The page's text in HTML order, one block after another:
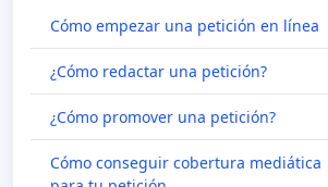
Cómo empezar una petición en línea
¿Cómo redactar una petición?
¿Cómo promover una petición?
Cómo conseguir cobertura mediática